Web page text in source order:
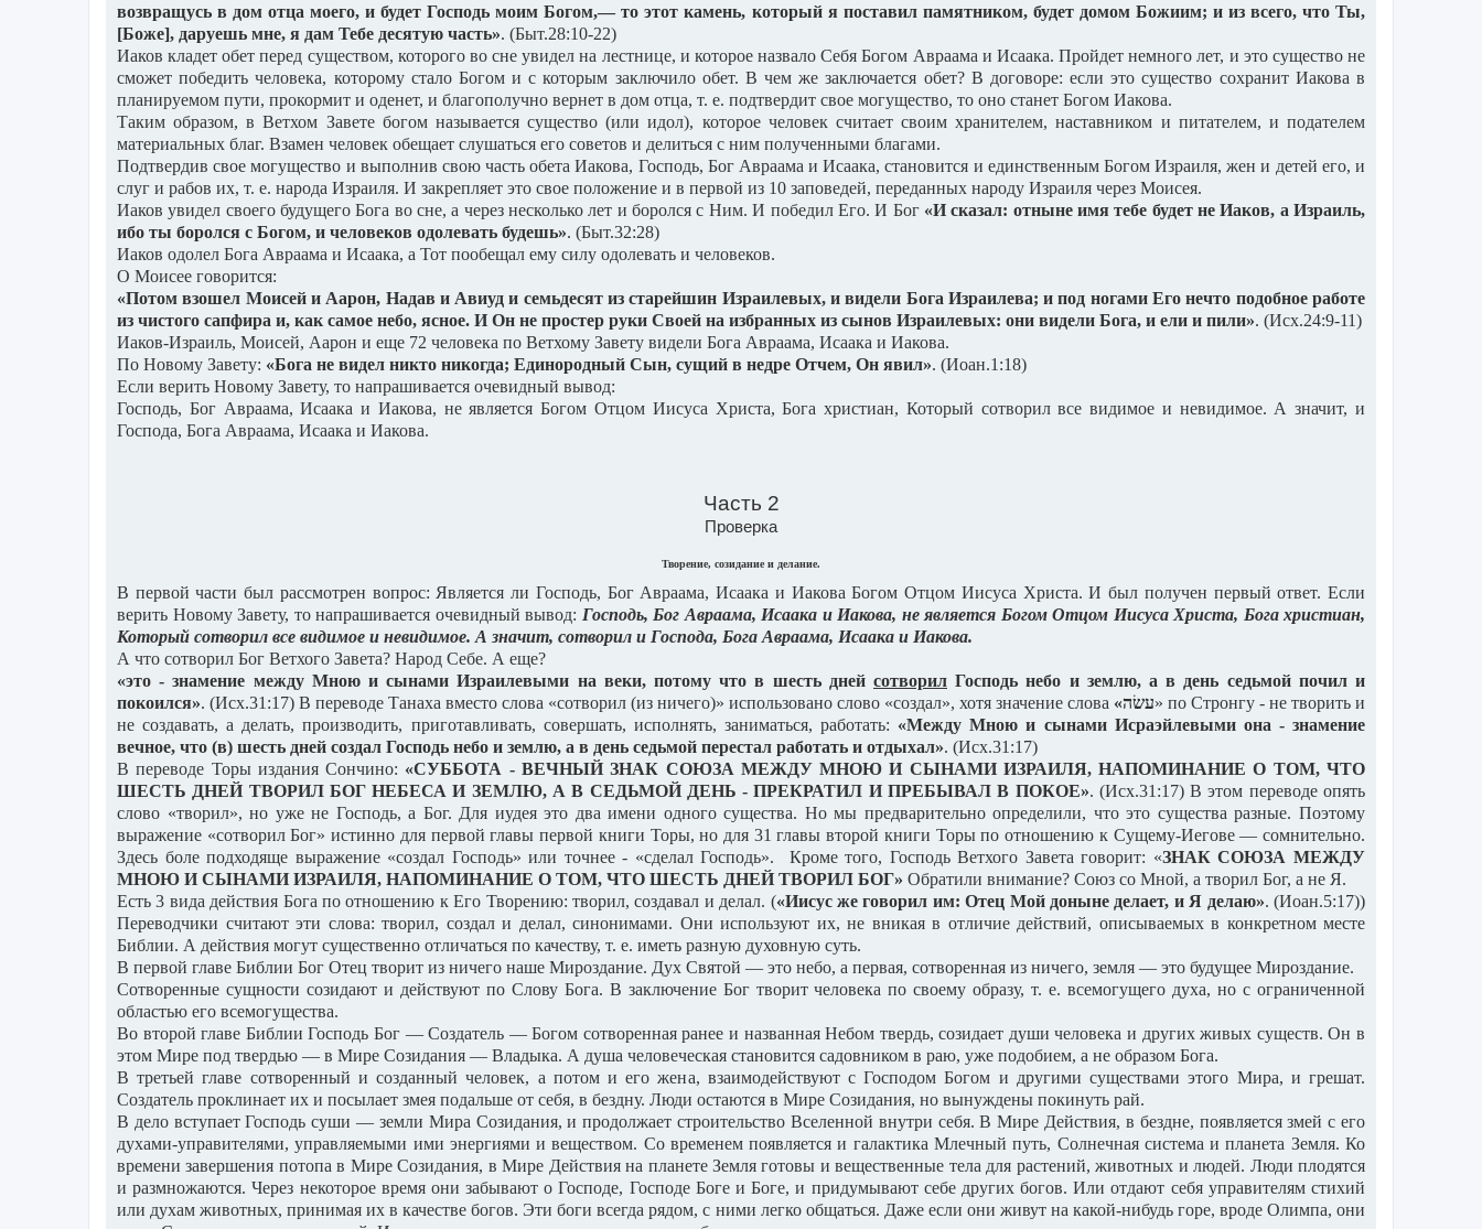
возвращусь в дом отца моего, и будет Господь моим Богом,— то этот камень, который я поставил памятником, будет домом Божиим; и из всего, что Ты,
[Боже], даруешь мне, я дам Тебе десятую часть». (Быт.28:10-22)
Иаков кладет обет перед существом, которого во сне увидел на лестнице, и которое назвало Себя Богом Авраама и Исаака. Пройдет немного лет, и это существо не
сможет победить человека, которому стало Богом и с которым заключило обет. В чем же заключается обет? В договоре: если это существо сохранит Иакова в
планируемом пути, прокормит и оденет, и благополучно вернет в дом отца, т. е. подтвердит свое могущество, то оно станет Богом Иакова.
Таким образом, в Ветхом Завете богом называется существо (или идол), которое человек считает своим хранителем, наставником и питателем, и подателем
материальных благ. Взамен человек обещает слушаться его советов и делиться с ним полученными благами.
Подтвердив свое могущество и выполнив свою часть обета Иакова, Господь, Бог Авраама и Исаака, становится и единственным Богом Израиля, жен и детей его, и
слуг и рабов их, т. е. народа Израиля. И закрепляет это свое положение и в первой из 10 заповедей, переданных народу Израиля через Моисея.
Иаков увидел своего будущего Бога во сне, а через несколько лет и боролся с Ним. И победил Его. И Бог «И сказал: отныне имя тебе будет не Иаков, а Израиль,
ибо ты боролся с Богом, и человеков одолевать будешь». (Быт.32:28)
Иаков одолел Бога Авраама и Исаака, а Тот пообещал ему силу одолевать и человеков.
О Моисее говорится:
«Потом взошел Моисей и Аарон, Надав и Авиуд и семьдесят из старейшин Израилевых, и видели Бога Израилева; и под ногами Его нечто подобное работе
из чистого сапфира и, как самое небо, ясное. И Он не простер руки Своей на избранных из сынов Израилевых: они видели Бога, и ели и пили». (Исх.24:9-11)
Иаков-Израиль, Моисей, Аарон и еще 72 человека по Ветхому Завету видели Бога Авраама, Исаака и Иакова.
По Новому Завету: «Бога не видел никто никогда; Единородный Сын, сущий в недре Отчем, Он явил». (Иоан.1:18)
Если верить Новому Завету, то напрашивается очевидный вывод:
Господь, Бог Авраама, Исаака и Иакова, не является Богом Отцом Иисуса Христа, Бога христиан, Который сотворил все видимое и невидимое. А значит, и
Господа, Бога Авраама, Исаака и Иакова.
Часть 2
Проверка
Творение, созидание и делание.
В первой части был рассмотрен вопрос: Является ли Господь, Бог Авраама, Исаака и Иакова Богом Отцом Иисуса Христа. И был получен первый ответ. Если
верить Новому Завету, то напрашивается очевидный вывод: Господь, Бог Авраама, Исаака и Иакова, не является Богом Отцом Иисуса Христа, Бога христиан,
Который сотворил все видимое и невидимое. А значит, сотворил и Господа, Бога Авраама, Исаака и Иакова.
А что сотворил Бог Ветхого Завета? Народ Себе. А еще?
«это - знамение между Мною и сынами Израилевыми на веки, потому что в шесть дней сотворил Господь небо и землю, а в день седьмой почил и
покоился». (Исх.31:17) В переводе Танаха вместо слова «сотворил (из ничего)» использовано слово «создал», хотя значение слова «עשׂה» по Стронгу - не творить и
не создавать, а делать, производить, приготавливать, совершать, исполнять, заниматься, работать: «Между Мною и сынами Исраэйлевыми она - знамение
вечное, что (в) шесть дней создал Господь небо и землю, а в день седьмой перестал работать и отдыхал». (Исх.31:17)
В переводе Торы издания Сончино: «СУББОТА - ВЕЧНЫЙ ЗНАК СОЮЗА МЕЖДУ МНОЮ И СЫНАМИ ИЗРАИЛЯ, НАПОМИНАНИЕ О ТОМ, ЧТО
ШЕСТЬ ДНЕЙ ТВОРИЛ БОГ НЕБЕСА И ЗЕМЛЮ, А В СЕДЬМОЙ ДЕНЬ - ПРЕКРАТИЛ И ПРЕБЫВАЛ В ПОКОЕ». (Исх.31:17) В этом переводе опять
слово «творил», но уже не Господь, а Бог. Для иудея это два имени одного существа. Но мы предварительно определили, что это существа разные. Поэтому
выражение «сотворил Бог» истинно для первой главы первой книги Торы, но для 31 главы второй книги Торы по отношению к Сущему-Иегове — сомнительно.
Здесь боле подходяще выражение «создал Господь» или точнее - «сделал Господь». Кроме того, Господь Ветхого Завета говорит: «ЗНАК СОЮЗА МЕЖДУ
МНОЮ И СЫНАМИ ИЗРАИЛЯ, НАПОМИНАНИЕ О ТОМ, ЧТО ШЕСТЬ ДНЕЙ ТВОРИЛ БОГ» Обратили внимание? Союз со Мной, а творил Бог, а не Я.
Есть 3 вида действия Бога по отношению к Его Творению: творил, создавал и делал. («Иисус же говорил им: Отец Мой доныне делает, и Я делаю». (Иоан.5:17))
Переводчики считают эти слова: творил, создал и делал, синонимами. Они используют их, не вникая в отличие действий, описываемых в конкретном месте
Библии. А действия могут существенно отличаться по качеству, т. е. иметь разную духовную суть.
В первой главе Библии Бог Отец творит из ничего наше Мироздание. Дух Святой — это небо, а первая, сотворенная из ничего, земля — это будущее Мироздание.
Сотворенные сущности созидают и действуют по Слову Бога. В заключение Бог творит человека по своему образу, т. е. всемогущего духа, но с ограниченной
областью его всемогущества.
Во второй главе Библии Господь Бог — Создатель — Богом сотворенная ранее и названная Небом твердь, созидает души человека и других живых существ. Он в
этом Мире под твердью — в Мире Созидания — Владыка. А душа человеческая становится садовником в раю, уже подобием, а не образом Бога.
В третьей главе сотворенный и созданный человек, а потом и его жена, взаимодействуют с Господом Богом и другими существами этого Мира, и грешат.
Создатель проклинает их и посылает змея подальше от себя, в бездну. Люди остаются в Мире Созидания, но вынуждены покинуть рай.
В дело вступает Господь суши — земли Мира Созидания, и продолжает строительство Вселенной внутри себя. В Мире Действия, в бездне, появляется змей с его
духами-управителями, управляемыми ими энергиями и веществом. Со временем появляется и галактика Млечный путь, Солнечная система и планета Земля. Ко
времени завершения потопа в Мире Созидания, в Мире Действия на планете Земля готовы и вещественные тела для растений, животных и людей. Люди плодятся
и размножаются. Через некоторое время они забывают о Господе, Господе Боге и Боге, и придумывают себе других богов. Или отдают себя управителям стихий
или духам животных, принимая их в качестве богов. Эти боги всегда рядом, с ними легко общаться. Даже если они живут на какой-нибудь горе, вроде Олимпа, они